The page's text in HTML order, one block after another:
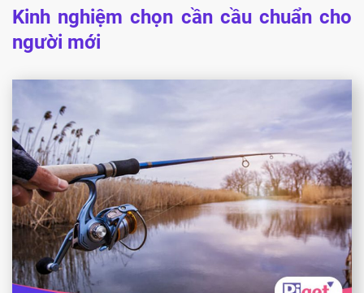
Kinh nghiệm chọn cần cầu chuẩn cho
người mới